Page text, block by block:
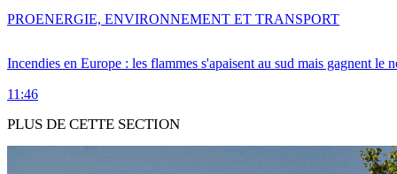
Incendies en Europe : les flammes s'apaisent au sud mais gagnent le
11:46
PROENERGIE, ENVIRONNEMENT ET TRANSPORT
PLUS DE CETTE SECTION